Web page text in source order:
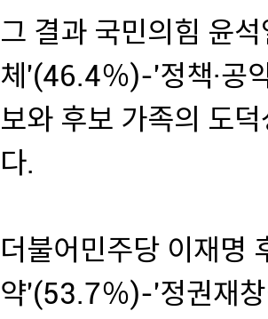
그 결과 국민의힘 윤
체'(46.4％)-'정책·공
보와 후보 가족의 도
다.
더불어민주당 이재명
약'(53.7％)-'정권재